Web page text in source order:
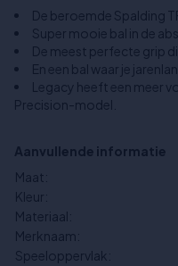
De beroemde Spalding
Super mooie bal in de
De meest perfecte grip
En een bal waar je
Legacy heeft een meer
Precision-model.
Aanvullende informatie
Maat:
Kleur:
Materiaal:
Merknaam:
Speeloppervlak: